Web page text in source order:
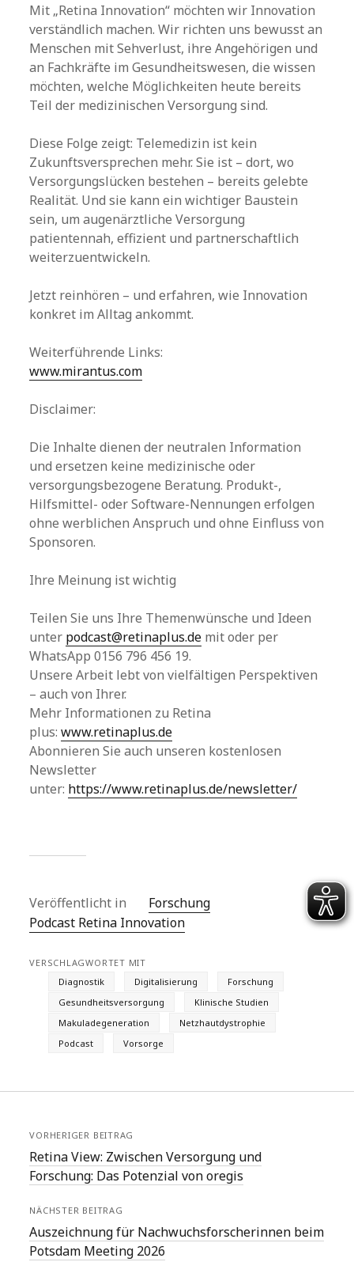
Mit „Retina Innovation“ möchten wir Innovation
verständlich machen. Wir richten uns bewusst an
Menschen mit Sehverlust, ihre Angehörigen und
an Fachkräfte im Gesundheitswesen, die wissen
möchten, welche Möglichkeiten heute bereits
Teil der medizinischen Versorgung sind.
Diese Folge zeigt: Telemedizin ist kein
Zukunftsversprechen mehr. Sie ist – dort, wo
Versorgungslücken bestehen – bereits gelebte
Realität. Und sie kann ein wichtiger Baustein
sein, um augenärztliche Versorgung
patientennah, effizient und partnerschaftlich
weiterzuentwickeln.
Jetzt reinhören – und erfahren, wie Innovation
konkret im Alltag ankommt.
Weiterführende Links:
www.mirantus.com
Disclaimer:
Die Inhalte dienen der neutralen Information
und ersetzen keine medizinische oder
versorgungsbezogene Beratung. Produkt-,
Hilfsmittel- oder Software-Nennungen erfolgen
ohne werblichen Anspruch und ohne Einfluss von
Sponsoren.
Ihre Meinung ist wichtig
Teilen Sie uns Ihre Themenwünsche und Ideen
unter podcast@retinaplus.de mit oder per
WhatsApp 0156 796 456 19.
Unsere Arbeit lebt von vielfältigen Perspektiven
– auch von Ihrer.
Mehr Informationen zu Retina
plus:www.retinaplus.de
Abonnieren Sie auch unseren kostenlosen
Newsletter
unter: https://www.retinaplus.de/newsletter/
Veröffentlicht in
Forschung
Podcast Retina Innovation
VERSCHLAGWORTET MIT
Diagnostik
Digitalisierung
Forschung
Gesundheitsversorgung
Klinische Studien
Makuladegeneration
Netzhautdystrophie
Podcast
Vorsorge
VORHERIGER BEITRAG
Retina View: Zwischen Versorgung und
Forschung: Das Potenzial von oregis
NÄCHSTER BEITRAG
Auszeichnung für Nachwuchsforscherinnen beim
Potsdam Meeting 2026